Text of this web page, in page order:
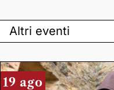
Altri eventi
19 ago